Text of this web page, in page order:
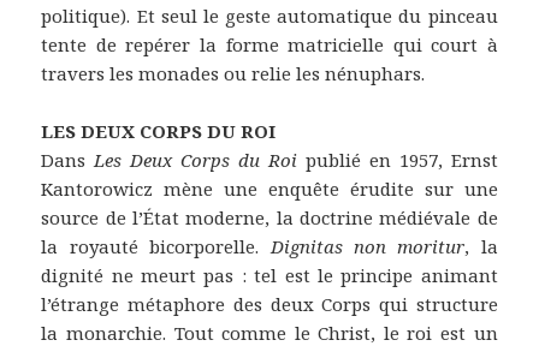
politique). Et seul le geste automatique du pinceau
tente de repérer la forme matricielle qui court à
travers les monades ou relie les nénuphars.
LES DEUX CORPS DU ROI
Dans Les Deux Corps du Roipublié en 1957, Ernst
Kantorowicz mène une enquête érudite sur une
source de l’État moderne, la doctrine médiévale de
la royauté bicorporelle. Dignitas non moritur, la
dignité ne meurt pas : tel est le principe animant
l’étrange métaphore des deux Corps qui structure
la monarchie. Tout comme le Christ, le roi est un